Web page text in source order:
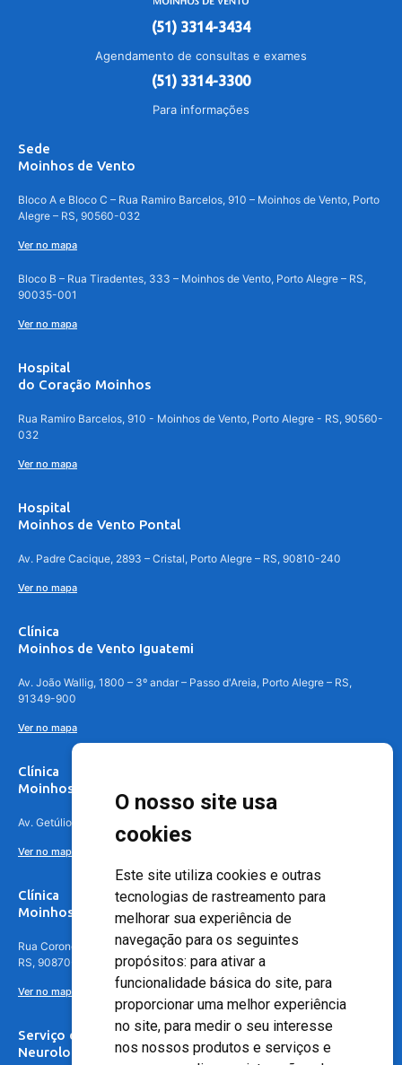
O nosso site usa
cookies
Este site utiliza cookies e outras
tecnologias de rastreamento para
melhorar sua experiência de
navegação para os seguintes
propósitos: para ativar a
funcionalidade básica do site, para
proporcionar uma melhor experiência
no site, para medir o seu interesse
nos nossos produtos e serviços e
(51) 3314-3434
Agendamento de consultas e exames
(51) 3314-3300
Para informações
Sede
Moinhos de Vento
Bloco A e Bloco C – Rua Ramiro Barcelos, 910 – Moinhos de Vento, Porto
Alegre – RS, 90560-032
Ver no mapa
Bloco B – Rua Tiradentes, 333 – Moinhos de Vento, Porto Alegre – RS,
90035-001
Ver no mapa
Hospital
do Coração Moinhos
Rua Ramiro Barcelos, 910 - Moinhos de Vento, Porto Alegre - RS, 90560-
032
Ver no mapa
Hospital
Moinhos de Vento Pontal
Av. Padre Cacique, 2893 – Cristal, Porto Alegre – RS, 90810-240
Ver no mapa
Clínica
Moinhos de Vento Iguatemi
Av. João Wallig, 1800 – 3º andar – Passo d'Areia, Porto Alegre – RS,
91349-900
Ver no mapa
Clínica
Moinhos de Vento Canoas
Av. Getúlio Vargas, 4841 – Centro, Canoas – RS, 92010-010
Ver no mapa
Clínica
Moinhos de Vento - Teresópolis
Rua Coronel Aparício Borges, 250 - 3º andar - Teresópolis, Porto Alegre -
RS, 90870-016
Ver no mapa
Serviço de
Neurologia